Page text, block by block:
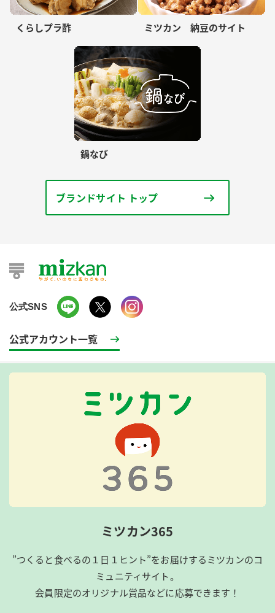
くらしプラ酢 ミツカン 納豆のサイト
鍋なび
ブランドサイト トップ
公式SNS
公式アカウント一覧
ミツカン365
”つくると食べるの１日１ヒント”をお届けするミツカンのコ
ミュニティサイト。
会員限定のオリジナル賞品などに応募できます！